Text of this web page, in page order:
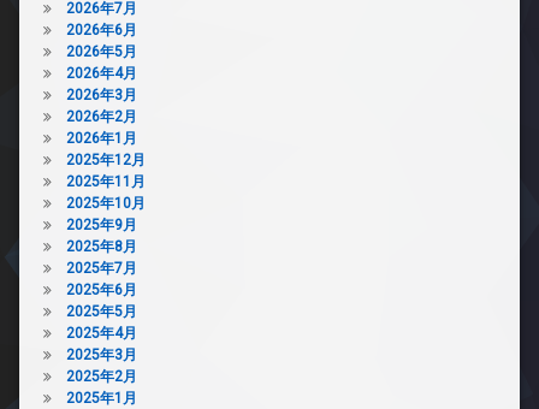
2026年7月
2026年6月
2026年5月
2026年4月
2026年3月
2026年2月
2026年1月
2025年12月
2025年11月
2025年10月
2025年9月
2025年8月
2025年7月
2025年6月
2025年5月
2025年4月
2025年3月
2025年2月
2025年1月